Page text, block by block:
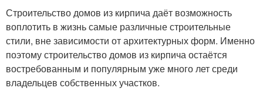
Строительство домов из кирпича даёт возможность
воплотить в жизнь самые различные строительные
стили, вне зависимости от архитектурных форм. Именно
поэтому строительство домов из кирпича остаётся
востребованным и популярным уже много лет среди
владельцев собственных участков.